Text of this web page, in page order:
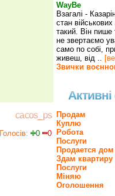
cacos_ps
Голосів: 0 0
WayBe
Взагалі -
стан
такий. Він пише
не звертаємо
само по собі,
живеш, від ..
Звички
Продам
Куплю
Робота
Послуги
Продается дом
Здам квартиру
Послуги
Міняю
Оголошення